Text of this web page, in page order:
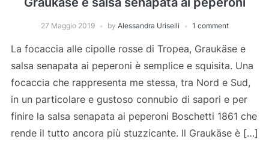
27 Maggio 2019 by Alessandra Uriselli 1 comment
La focaccia alle cipolle rosse di Tropea, Graukäse e
salsa senapata ai peperoni è semplice e squisita. Una
focaccia che rappresenta me stessa, tra Nord e Sud,
in un particolare e gustoso connubio di sapori e per
finire la salsa senapata ai peperoni Boschetti 1861 che
rende il tutto ancora più stuzzicante. Il Graukäse è […]